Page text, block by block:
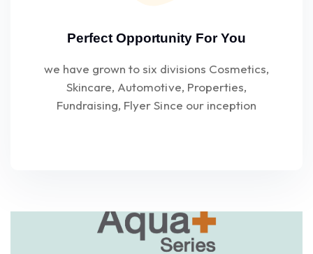
Perfect Opportunity For You
we have grown to six divisions Cosmetics,
Skincare, Automotive, Properties,
Fundraising, Flyer Since our inception